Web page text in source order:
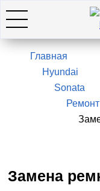
7(495)966-28-26
Главная
Hyundai
Sonata
Замена